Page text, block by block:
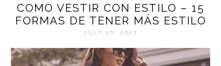
COMO VESTIR CON ESTILO – 15
FORMAS DE TENER MÁS ESTILO
JULY 16, 2022